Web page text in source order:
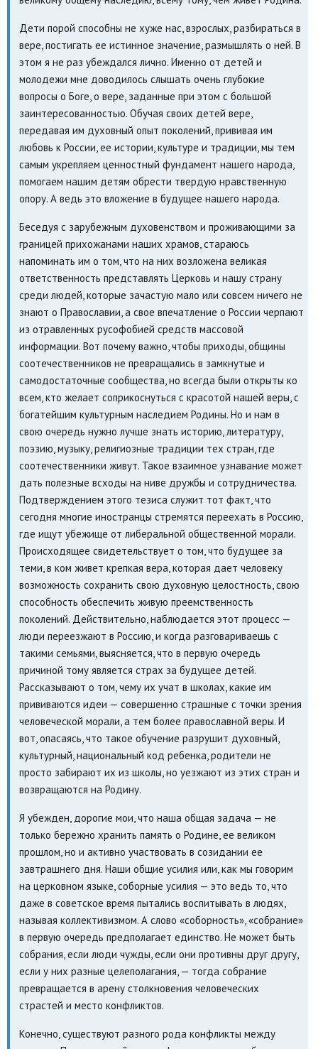
Дети порой способны не хуже нас, взрослых, разбираться в
вере, постигать ее истинное значение, размышлять о ней. В
этом я не раз убеждался лично. Именно от детей и
молодежи мне доводилось слышать очень глубокие
вопросы о Боге, о вере, заданные при этом с большой
заинтересованностью. Обучая своих детей вере,
передавая им духовный опыт поколений, прививая им
любовь к России, ее истории, культуре и традиции, мы тем
самым укрепляем ценностный фундамент нашего народа,
помогаем нашим детям обрести твердую нравственную
опору. А ведь это вложение в будущее нашего народа.
Беседуя с зарубежным духовенством и проживающими за
границей прихожанами наших храмов, стараюсь
напоминать им о том, что на них возложена великая
ответственность представлять Церковь и нашу страну
среди людей, которые зачастую мало или совсем ничего не
знают о Православии, а свое впечатление о России черпают
из отравленных русофобией средств массовой
информации. Вот почему важно, чтобы приходы, общины
соотечественников не превращались в замкнутые и
самодостаточные сообщества, но всегда были открыты ко
всем, кто желает соприкоснуться с красотой нашей веры, с
богатейшим культурным наследием Родины. Но и нам в
свою очередь нужно лучше знать историю, литературу,
поэзию, музыку, религиозные традиции тех стран, где
соотечественники живут. Такое взаимное узнавание может
дать полезные всходы на ниве дружбы и сотрудничества.
Подтверждением этого тезиса служит тот факт, что
сегодня многие иностранцы стремятся переехать в Россию,
где ищут убежище от либеральной общественной морали.
Происходящее свидетельствует о том, что будущее за
теми, в ком живет крепкая вера, которая дает человеку
возможность сохранить свою духовную целостность, свою
способность обеспечить живую преемственность
поколений. Действительно, наблюдается этот процесс —
люди переезжают в Россию, и когда разговариваешь с
такими семьями, выясняется, что в первую очередь
причиной тому является страх за будущее детей.
Рассказывают о том, чему их учат в школах, какие им
прививаются идеи — совершенно страшные с точки зрения
человеческой морали, а тем более православной веры. И
вот, опасаясь, что такое обучение разрушит духовный,
культурный, национальный код ребенка, родители не
просто забирают их из школы, но уезжают из этих стран и
возвращаются на Родину.
Я убежден, дорогие мои, что наша общая задача — не
только бережно хранить память о Родине, ее великом
прошлом, но и активно участвовать в созидании ее
завтрашнего дня. Наши общие усилия или, как мы говорим
на церковном языке, соборные усилия — это ведь то, что
даже в советское время пытались воспитывать в людях,
называя коллективизмом. А слово «соборность», «собрание»
в первую очередь предполагает единство. Не может быть
собрания, если люди чужды, если они противны друг другу,
если у них разные целеполагания, — тогда собрание
превращается в арену столкновения человеческих
страстей и место конфликтов.
Конечно, существуют разного рода конфликты между